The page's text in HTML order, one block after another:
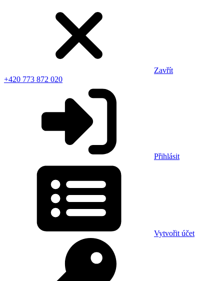
Zavřít
+420 773 872 020
Přihlásit
Vytvořit účet